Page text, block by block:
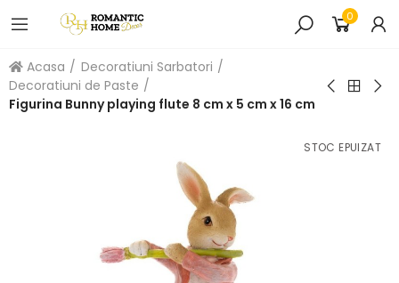
0
Acasa
Decoratiuni Sarbatori
Decoratiuni de Paste
Figurina Bunny playing flute 8 cm x 5 cm x 16 cm
STOC EPUIZAT